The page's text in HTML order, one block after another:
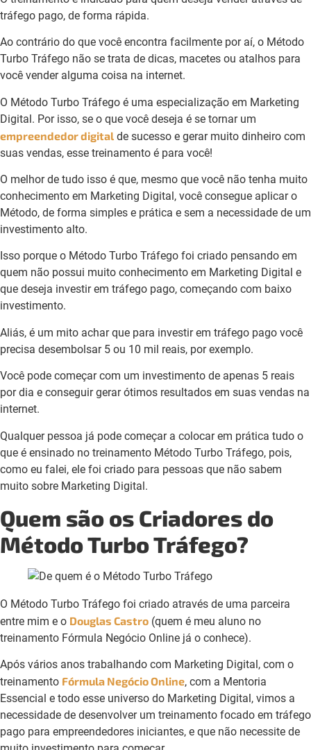
tráfego pago, de forma rápida.
Ao contrário do que você encontra facilmente por aí, o Método
Turbo Tráfego não se trata de dicas, macetes ou atalhos para
você vender alguma coisa na internet.
O Método Turbo Tráfego é uma especialização em Marketing
Digital. Por isso, se o que você deseja é se tornar um
empreendedor digital de sucesso e gerar muito dinheiro com
suas vendas, esse treinamento é para você!
O melhor de tudo isso é que, mesmo que você não tenha muito
conhecimento em Marketing Digital, você consegue aplicar o
Método, de forma simples e prática e sem a necessidade de um
investimento alto.
Isso porque o Método Turbo Tráfego foi criado pensando em
quem não possui muito conhecimento em Marketing Digital e
que deseja investir em tráfego pago, começando com baixo
investimento.
Aliás, é um mito achar que para investir em tráfego pago você
precisa desembolsar 5 ou 10 mil reais, por exemplo.
Você pode começar com um investimento de apenas 5 reais
por dia e conseguir gerar ótimos resultados em suas vendas na
internet.
Qualquer pessoa já pode começar a colocar em prática tudo o
que é ensinado no treinamento Método Turbo Tráfego, pois,
como eu falei, ele foi criado para pessoas que não sabem
muito sobre Marketing Digital.
Quem são os Criadores do
Método Turbo Tráfego?
O Método Turbo Tráfego foi criado através de uma parceira
entre mim e o Douglas Castro (quem é meu aluno no
treinamento Fórmula Negócio Online já o conhece).
Após vários anos trabalhando com Marketing Digital, com o
treinamento Fórmula Negócio Online, com a Mentoria
Essencial e todo esse universo do Marketing Digital, vimos a
necessidade de desenvolver um treinamento focado em tráfego
pago para empreendedores iniciantes, e que não necessite de